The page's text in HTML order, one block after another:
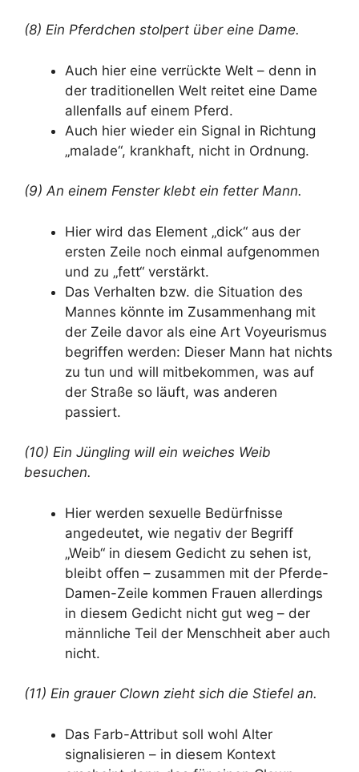
(8) Ein Pferdchen stolpert über eine Dame.
Auch hier eine verrückte Welt – denn in
der traditionellen Welt reitet eine Dame
allenfalls auf einem Pferd.
Auch hier wieder ein Signal in Richtung
„malade“, krankhaft, nicht in Ordnung.
(9) An einem Fenster klebt ein fetter Mann.
Hier wird das Element „dick“ aus der
ersten Zeile noch einmal aufgenommen
und zu „fett“ verstärkt.
Das Verhalten bzw. die Situation des
Mannes könnte im Zusammenhang mit
der Zeile davor als eine Art Voyeurismus
begriffen werden: Dieser Mann hat nichts
zu tun und will mitbekommen, was auf
der Straße so läuft, was anderen
passiert.
(10) Ein Jüngling will ein weiches Weib
besuchen.
Hier werden sexuelle Bedürfnisse
angedeutet, wie negativ der Begriff
„Weib“ in diesem Gedicht zu sehen ist,
bleibt offen – zusammen mit der Pferde-
Damen-Zeile kommen Frauen allerdings
in diesem Gedicht nicht gut weg – der
männliche Teil der Menschheit aber auch
nicht.
(11) Ein grauer Clown zieht sich die Stiefel an.
Das Farb-Attribut soll wohl Alter
signalisieren – in diesem Kontext